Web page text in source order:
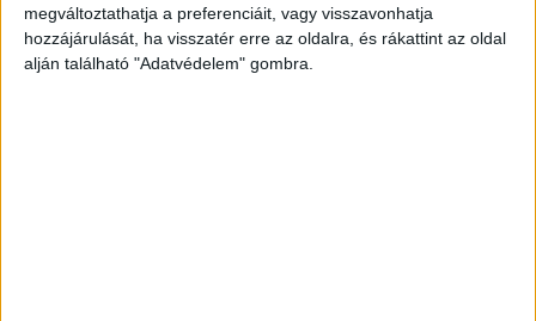
megváltoztathatja a preferenciáit, vagy visszavonhatja
hozzájárulását, ha visszatér erre az oldalra, és rákattint az oldal
alján található "Adatvédelem" gombra.
– Milyen marketingtrendek jellemzik majd 2022-t,
lesz-e olyan közülük, ami még jobban kiemelkedhet,